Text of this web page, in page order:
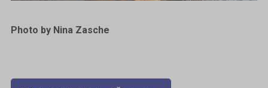
Photo by Nina Zasche